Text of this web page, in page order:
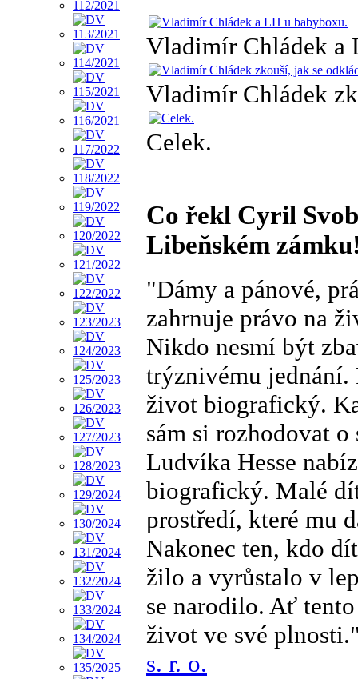
Vladimír Chládek a
Vladimír Chládek
Celek.
Co řekl Cyril
Libeňském
"Dámy a pánové,
zahrnuje právo na
Nikdo nesmí být
trýznivému jednání.
život biografický.
sám si rozhodovat
Ludvíka Hesse
biografický. Malé
prostředí, které mu
Nakonec ten, kdo
žilo a vyrůstalo v
se narodilo. Ať
život ve své
s. r. o.